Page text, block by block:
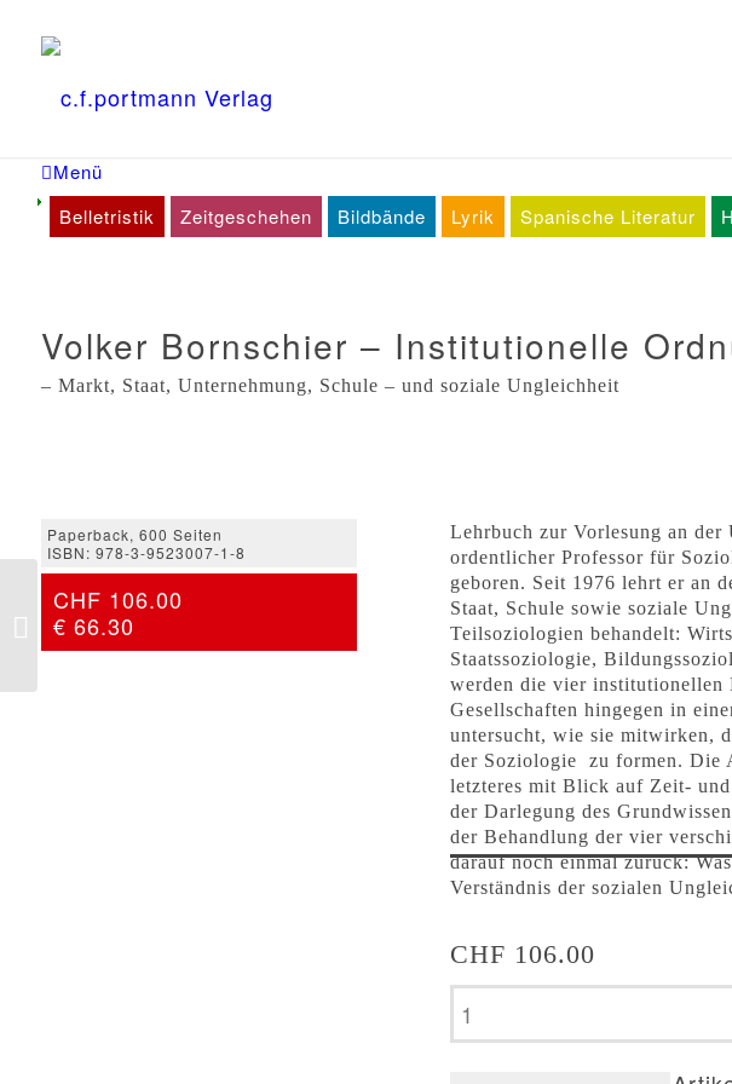
Menü
Belletristik
Zeitgeschehen Bildbände Lyrik Spanische Literatur
Volker Bornschier – Institutionelle
– Markt, Staat, Unternehmung, Schule – und soziale Ungleichheit
Paperback, 600 Seiten
ISBN: 978-3-9523007-1-8
CHF 106.00
€ 66.30
Lehrbuch zur Vorlesung an
ordentlicher Professor für
geboren. Seit 1976 lehrt er an
Staat, Schule sowie soziale
Teilsoziologien behandelt:
Staatssoziologie,
werden die vier institutionellen
Gesellschaften hingegen in
untersucht, wie sie mitwirken,
der Soziologie ­ zu formen. Die
letzteres mit Blick auf Zeit-
der Darlegung des
der Behandlung der vier
darauf noch einmal zurück:
Verständnis der sozialen
CHF 106.00
Volker
Bornschier
– Forms of Desire |
Formen des Begehrens